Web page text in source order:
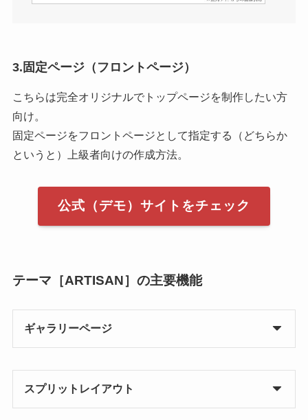
3.固定ページ（フロントページ）
こちらは完全オリジナルでトップページを制作したい方
向け。
固定ページをフロントページとして指定する（どちらか
というと）上級者向けの作成方法。
公式（デモ）サイトをチェック
テーマ［ARTISAN］の主要機能
ギャラリーページ
スプリットレイアウト